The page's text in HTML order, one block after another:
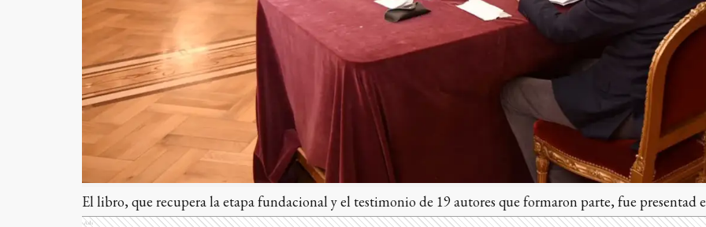
El libro, que recupera la etapa fundacional y el testimonio de 19 autores que formaron parte, fue
Ads